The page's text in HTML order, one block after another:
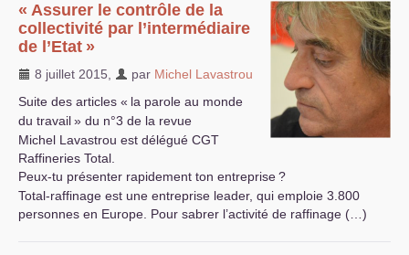
Vie du site
« Assurer le contrôle de la
collectivité par l’intermédiaire
de l’Etat »
8 juillet 2015 par Michel Lavastrou
Suite des articles « la parole au monde
du travail» du n°3 de la revue
Michel Lavastrou est délégué CGT
Raffineries Total.
Peux-tu présenter rapidement ton entreprise?
Total-raffinage est une entreprise leader, qui emploie 3.800
personnes en Europe. Pour sabrer l’activité de raffinage (…)